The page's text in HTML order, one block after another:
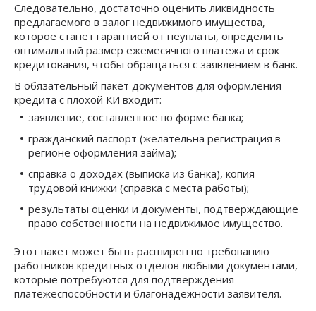
Следовательно, достаточно оценить ликвидность
предлагаемого в залог недвижимого имущества,
которое станет гарантией от неуплаты, определить
оптимальный размер ежемесячного платежа и срок
кредитования, чтобы обращаться с заявлением в банк.
В обязательный пакет документов для оформления
кредита с плохой КИ входит:
заявление, составленное по форме банка;
гражданский паспорт (желательна регистрация в
регионе оформления займа);
справка о доходах (выписка из банка), копия
трудовой книжки (справка с места работы);
результаты оценки и документы, подтверждающие
право собственности на недвижимое имущество.
Этот пакет может быть расширен по требованию
работников кредитных отделов любыми документами,
которые потребуются для подтверждения
платежеспособности и благонадежности заявителя.